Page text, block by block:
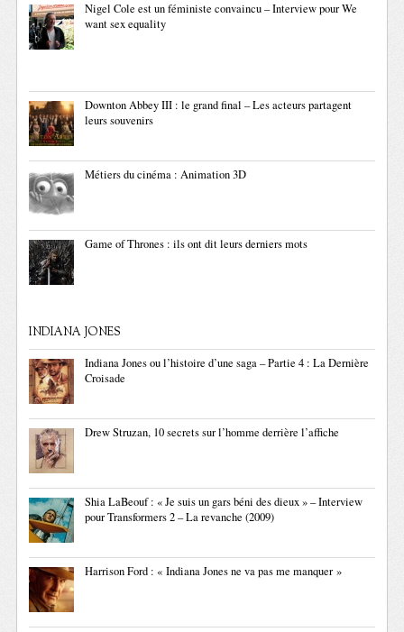
Nigel Cole est un féministe convaincu – Interview pour We
want sex equality
Downton Abbey III : le grand final – Les acteurs partagent
leurs souvenirs
Métiers du cinéma : Animation 3D
Game of Thrones : ils ont dit leurs derniers mots
INDIANA JONES
Indiana Jones ou l’histoire d’une saga – Partie 4 : La Dernière
Croisade
Drew Struzan, 10 secrets sur l’homme derrière l’affiche
Shia LaBeouf : « Je suis un gars béni des dieux » – Interview
pour Transformers 2 – La revanche (2009)
Harrison Ford : « Indiana Jones ne va pas me manquer »